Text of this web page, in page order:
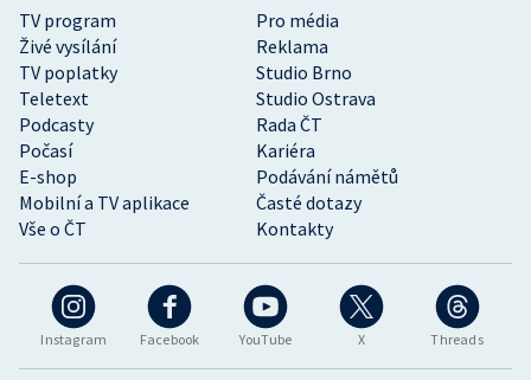
Instagram Facebook YouTube X Threads
TV program
Pro média
Živé vysílání
Reklama
TV poplatky
Studio Brno
Teletext
Studio Ostrava
Podcasty
Rada ČT
Počasí
Kariéra
E-shop
Podávání námětů
Mobilní a TV aplikace
Časté dotazy
Vše o ČT
Kontakty